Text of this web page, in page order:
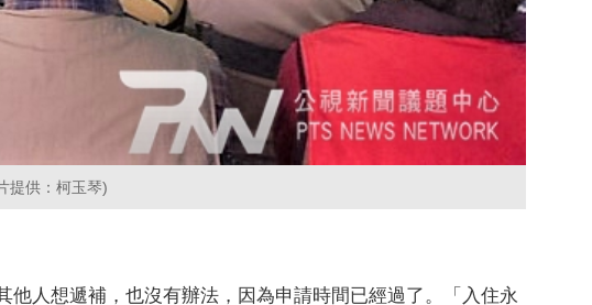
提供：柯玉琴)
人想遞補，也沒有辦法，因為申請時間已經過了。「入住永